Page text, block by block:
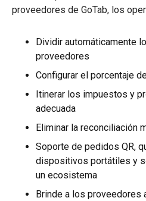
proveedores de GoTab, los
Dividir automáticamente
proveedores
Configurar el porcentaje
Itinerar los impuestos y
adecuada
Eliminar la reconciliación
Soporte de pedidos QR,
dispositivos portátiles y
un ecosistema
Brinde a los proveedores